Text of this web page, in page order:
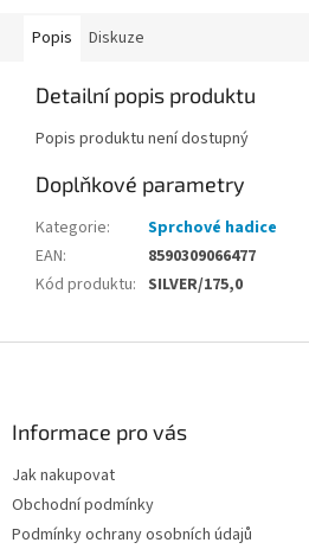
Popis Diskuze
Detailní popis produktu
Popis produktu není dostupný
Doplňkové parametry
Kategorie:
Sprchové hadice
EAN:
8590309066477
Kód produktu: SILVER/175,0
Informace pro vás
Jak nakupovat
Obchodní podmínky
Podmínky ochrany osobních údajů